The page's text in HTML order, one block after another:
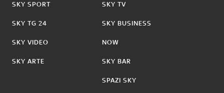
SKY SPORT
SKY TG 24
SKY VIDEO
SKY ARTE
SKY TV
SKY BUSINESS
NOW
SKY BAR
SPAZI SKY